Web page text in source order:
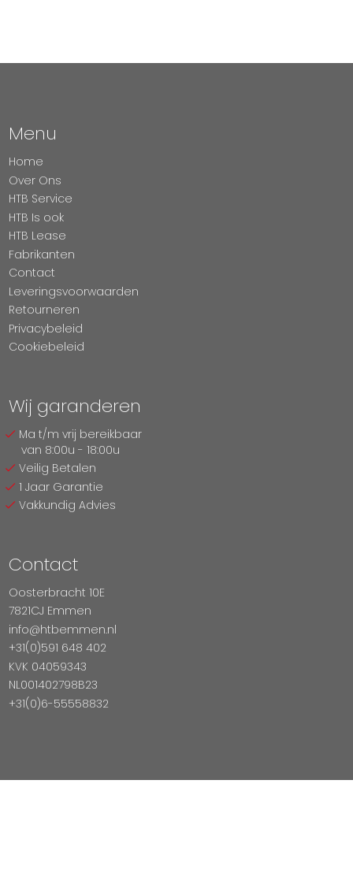
Menu
Home
Over Ons
HTB Service
HTB Is ook
HTB Lease
Fabrikanten
Contact
Leveringsvoorwaarden
Retourneren
Privacybeleid
Cookiebeleid
Wij garanderen
Ma t/m vrij bereikbaar
van 8:00u - 18:00u
Veilig Betalen
1 Jaar Garantie
Vakkundig Advies
Contact
Oosterbracht 10E
7821CJ Emmen
info@htbemmen.nl
+31(0)591 648 402
KVK 04059343
NL001402798B23
+31(0)6-55558832